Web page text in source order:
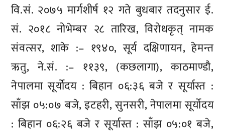
वि.सं. २०७५ मार्गशीर्ष १२ गते बुधबार तदनुसार ई.
सं. २०१८ नोभेम्बर २८ तारिख, विरोधकृत् नामक
संवत्सर, शाके :– १९४०, सूर्य दक्षिणायन, हेमन्त
ऋतु, ने.सं. :– ११३९, (कछलागा), काठमाण्डौ,
नेपालमा सूर्योदय : बिहान ०६:३६ बजे र सूर्यास्त :
साँझ ०५:०७ बजे, इटहरी, सुनसरी, नेपालमा सूर्योदय
: बिहान ०६:२६ बजे र सूर्यास्त : साँझ ०५:०१ बजे,